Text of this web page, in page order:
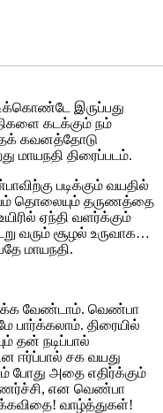
இருப்பது
கடக்கும் நம்
கவனத்தோடு
மாயநதி திரைப்படம்.
படிக்கும் வயதில்
தொலையும் தருணத்தை
ஏந்தி வளர்க்கும்
வரும் சூழல் உருவாக…
மாயநதி.
வேண்டாம். வெண்பா
பார்க்கலாம். திரையில்
தன் நடிப்பால்
ஈர்ப்பால் சக வயது
அதை எதிர்க்கும்
என வெண்பா
வாழ்த்துகள்!